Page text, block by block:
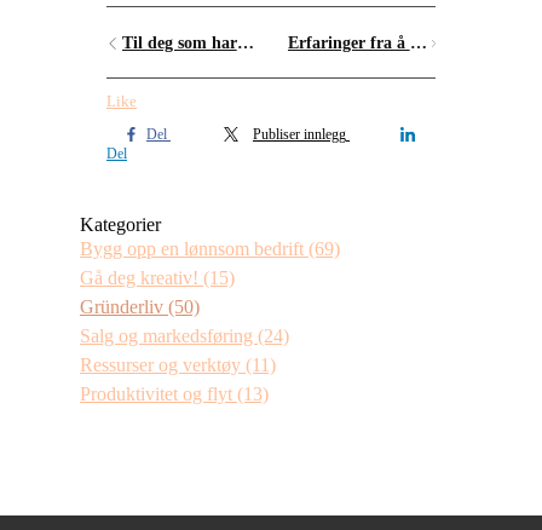
Til deg som har nyttårsblues Erfaringer fra å starte bedrift: Hva har jeg lært, hva ville jeg gjort annerledes og ting jeg ikke har funnet ut av ennå
Like
Del
Publiser innlegg
Del
Kategorier
Bygg opp en lønnsom bedrift (69)
Gå deg kreativ! (15)
Gründerliv (50)
Salg og markedsføring (24)
Ressurser og verktøy (11)
Produktivitet og flyt (13)